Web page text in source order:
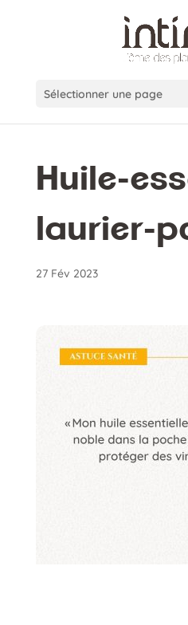
Sélectionner une page
Huile-
laurier-
27 Fév 2023